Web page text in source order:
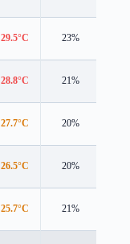
29.5°C 23%
28.8°C 21%
27.7°C 20%
26.5°C 20%
25.7°C 21%